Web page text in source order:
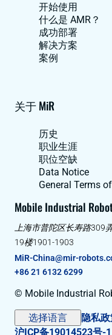
开始使用
什么是 AMR？
成功部署
解决方案
案例
关于 MiR
历史
职业生涯
职位空缺
Data Notice
General Terms
Mobile Industrial
上海市普陀区长寿路309
19楼1901-1903
MiR-China@mir-
+86 21 6132 6299
© Mobile Industrial
选择语言 隐私
沪ICP备19014523号-1